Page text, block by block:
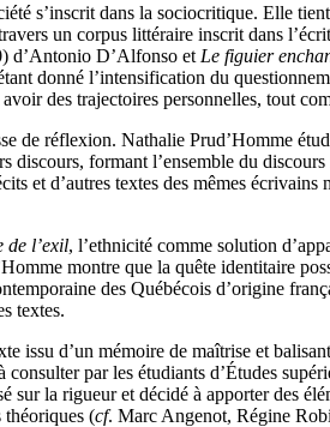
s’inscrit dans la sociocritique. Elle
un corpus littéraire inscrit dans
d’Antonio D’Alfonso et Le figuier
donné l’intensification du
des trajectoires personnelles, tout
de réflexion. Nathalie Prud’Homme
formant l’ensemble du
et d’autres textes des mêmes
de l’exil, l’ethnicité comme solution
montre que la quête identitaire
des Québécois d’origine
textes.
issu d’un mémoire de maîtrise et
par les étudiants d’Études
la rigueur et décidé à apporter des
théoriques (cf. Marc Angenot, Régine